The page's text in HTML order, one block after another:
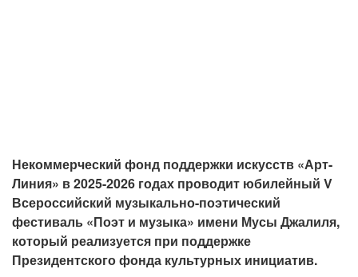
Некоммерческий фонд поддержки искусств «Арт-
Линия» в 2025-2026 годах проводит юбилейный V
Всероссийский музыкально-поэтический
фестиваль «Поэт и музыка» имени Мусы Джалиля,
который реализуется при поддержке
Президентского фонда культурных инициатив.